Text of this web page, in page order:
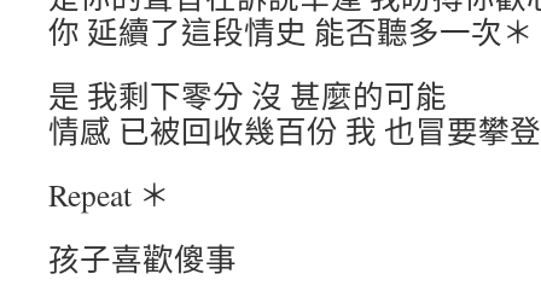
你 延續了這段情史 能否聽多一次＊
是 我剩下零分 沒 甚麼的可能
情感 已被回收幾百份 我 也冒要攀登
Repeat ＊
孩子喜歡傻事